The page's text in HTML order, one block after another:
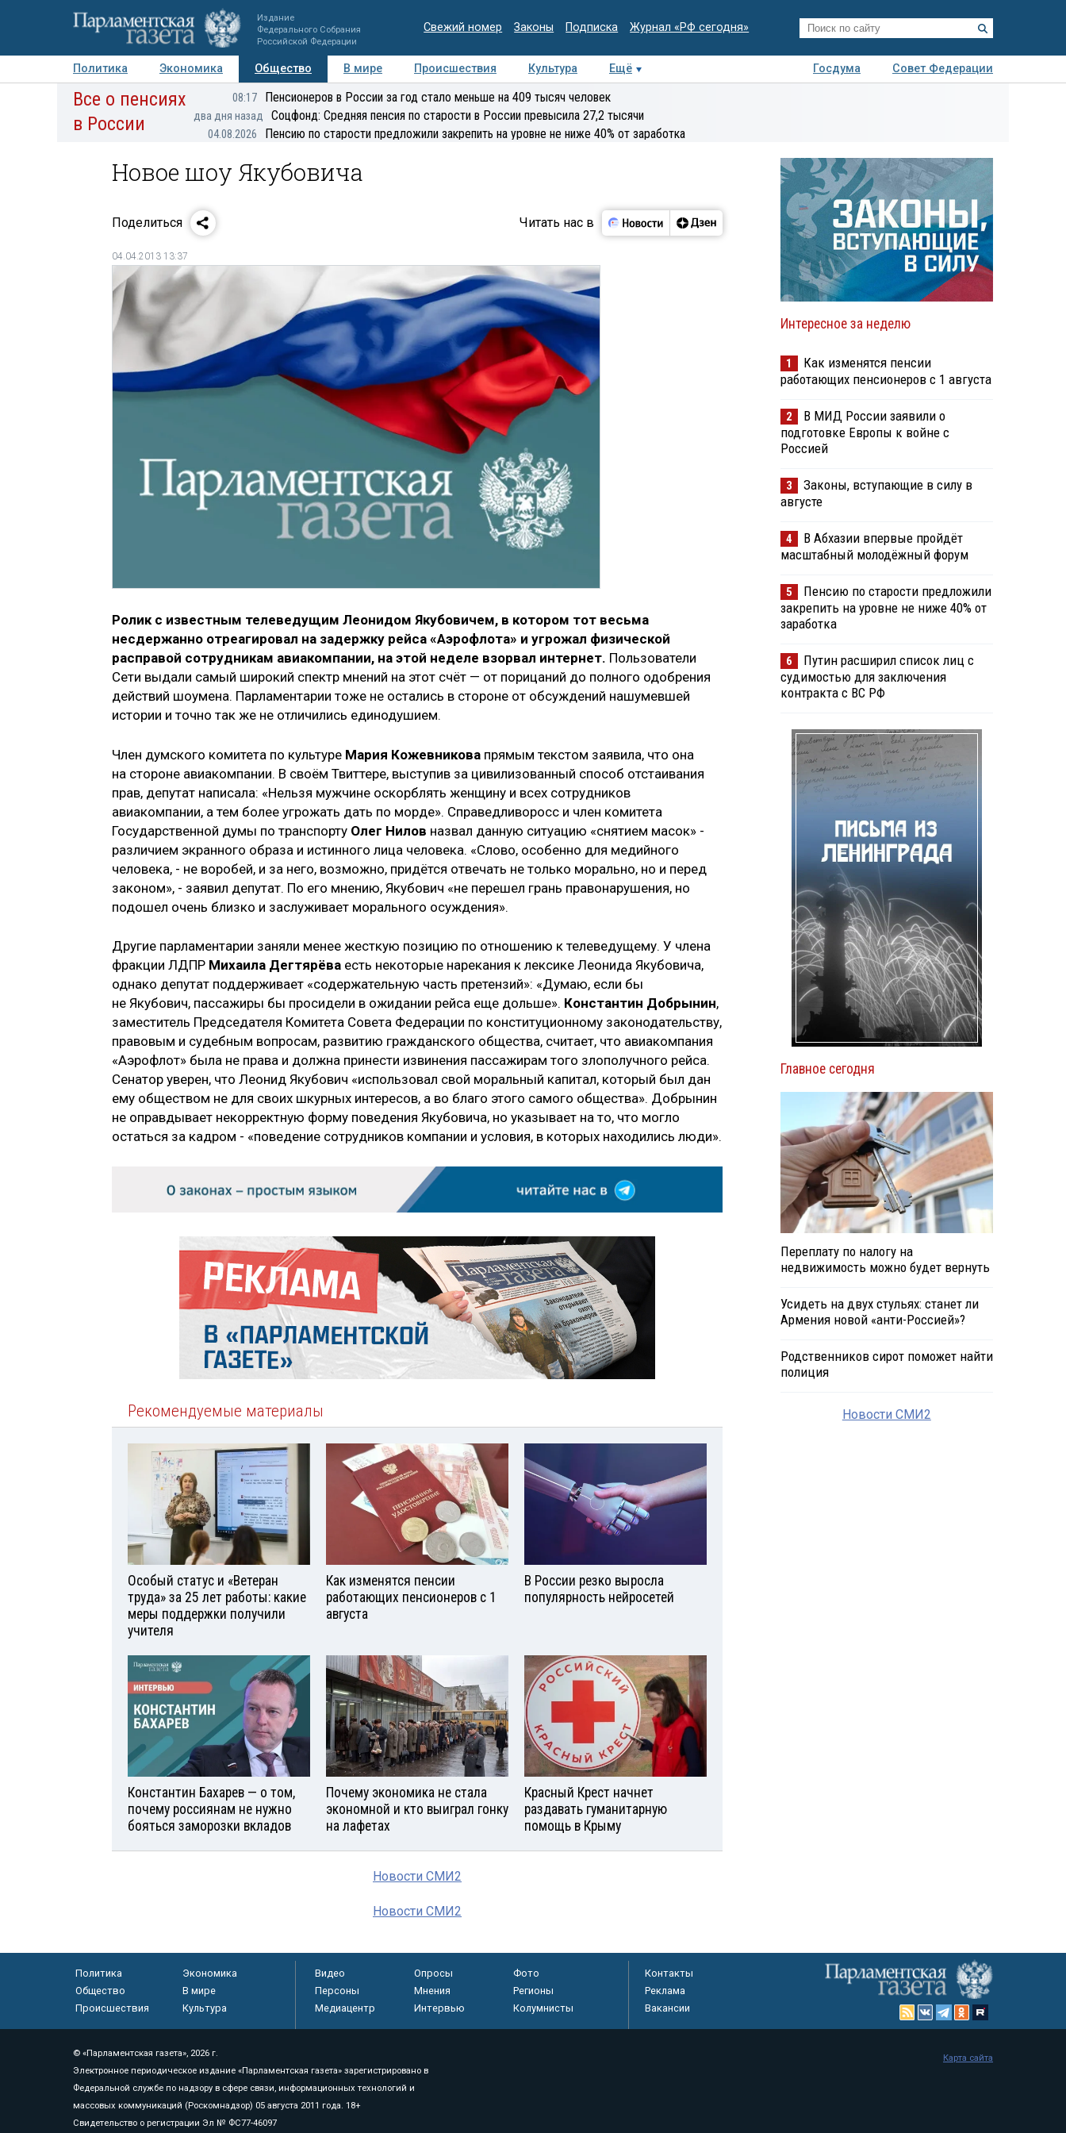
Издание
Федерального Собрания
Российской Федерации
Свежий номер Законы Подписка Журнал «РФ сегодня»
Политика Экономика Общество В мире Происшествия Культура Ещё Госдума
Совет Федерации
Авторы Персоны Мнения Регионы Медиацентр Интервью Колумнисты
Все о пенсиях
в России
08:17 Пенсионеров в России за год стало меньше на 409 тысяч человек
два дня назад Соцфонд: Средняя пенсия по старости в России превысила 27,2 тысячи
04.08.2026 Пенсию по старости предложили закрепить на уровне не ниже 40% от заработка
Новое шоу Якубовича
Поделиться Читать нас в
04.04.2013 13:37
Ролик с известным телеведущим Леонидом Якубовичем, в котором тот весьма
несдержанно отреагировал на задержку рейса «Аэрофлота» и угрожал физической
расправой сотрудникам авиакомпании, на этой неделе взорвал интернет. Пользователи
Сети выдали самый широкий спектр мнений на этот счёт — от порицаний до полного одобрения
действий шоумена. Парламентарии тоже не остались в стороне от обсуждений нашумевшей
истории и точно так же не отличились единодушием.
Член думского комитета по культуре Мария Кожевникова прямым текстом заявила, что она
на стороне авиакомпании. В своём Твиттере, выступив за цивилизованный способ отстаивания
прав, депутат написала: «Нельзя мужчине оскорблять женщину и всех сотрудников
авиакомпании, а тем более угрожать дать по морде». Справедливоросс и член комитета
Государственной думы по транспорту Олег Нилов назвал данную ситуацию «снятием масок» -
различием экранного образа и истинного лица человека. «Слово, особенно для медийного
человека, - не воробей, и за него, возможно, придётся отвечать не только морально, но и перед
законом», - заявил депутат. По его мнению, Якубович «не перешел грань правонарушения, но
подошел очень близко и заслуживает морального осуждения».
Другие парламентарии заняли менее жесткую позицию по отношению к телеведущему. У члена
фракции ЛДПР Михаила Дегтярёва есть некоторые нарекания к лексике Леонида Якубовича,
однако депутат поддерживает «содержательную часть претензий»: «Думаю, если бы
не Якубович, пассажиры бы просидели в ожидании рейса еще дольше». Константин Добрынин,
заместитель Председателя Комитета Совета Федерации по конституционному законодательству,
правовым и судебным вопросам, развитию гражданского общества, считает, что авиакомпания
«Аэрофлот» была не права и должна принести извинения пассажирам того злополучного рейса.
Сенатор уверен, что Леонид Якубович «использовал свой моральный капитал, который был дан
ему обществом не для своих шкурных интересов, а во благо этого самого общества». Добрынин
не оправдывает некорректную форму поведения Якубовича, но указывает на то, что могло
остаться за кадром - «поведение сотрудников компании и условия, в которых находились люди».
Рекомендуемые материалы
Особый статус и «Ветеран
труда» за 25 лет работы: какие
меры поддержки получили
учителя
Как изменятся пенсии
работающих пенсионеров с 1
августа
В России резко выросла
популярность нейросетей
Константин Бахарев — о том,
почему россиянам не нужно
бояться заморозки вкладов
Почему экономика не стала
экономной и кто выиграл гонку
на лафетах
Красный Крест начнет
раздавать гуманитарную
помощь в Крыму
Новости СМИ2
Новости СМИ2
Интересное за неделю
1
Как изменятся пенсии
работающих пенсионеров с 1 августа
2
В МИД России заявили о
подготовке Европы к войне с
Россией
3
Законы, вступающие в силу в
августе
4
В Абхазии впервые пройдёт
масштабный молодёжный форум
5
Пенсию по старости предложили
закрепить на уровне не ниже 40% от
заработка
6
Путин расширил список лиц с
судимостью для заключения
контракта с ВС РФ
Главное сегодня
Переплату по налогу на
недвижимость можно будет вернуть
Усидеть на двух стульях: станет ли
Армения новой «анти-Россией»?
Родственников сирот поможет найти
полиция
Новости СМИ2
Политика
Экономика
Общество
В мире
Происшествия
Культура
Видео Опросы
Фото
Персоны
Мнения
Регионы
Медиацентр
Интервью Колумнисты
Контакты
Реклама
Вакансии
© «Парламентская газета», 2026 г.
Электронное периодическое издание «Парламентская газета» зарегистрировано в
Федеральной службе по надзору в сфере связи, информационных технологий и
массовых коммуникаций (Роскомнадзор) 05 августа 2011 года. 18+
Свидетельство о регистрации Эл № ФС77-46097
Карта сайта